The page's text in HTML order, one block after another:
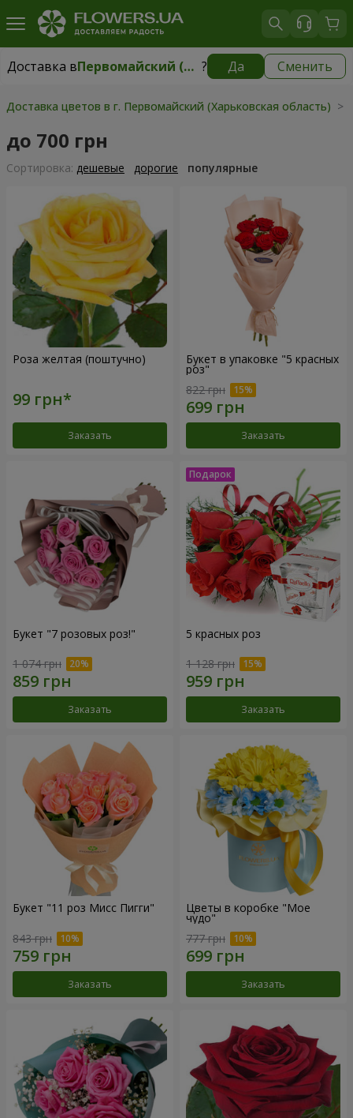
Доставка в Первомайский (Харьковская область) ? Да Сменить
Доставка в Первомайский (Харьковская область)|1247 грн
Доставка цветов в г. Первомайский (Харьковская область) >
до 700 грн
Cортировка: дешевые дорогие популярные
Роза желтая (поштучно)
Заказать
Букет в упаковке "5 красных
роз"
822 грн
Заказать
Букет "7 розовых роз!"
1 074 грн
Заказать
5 красных роз
1 128 грн
Заказать
Букет "11 роз Мисс Пигги"
843 грн
Заказать
Цветы в коробке "Мое
чудо"
777 грн
Заказать